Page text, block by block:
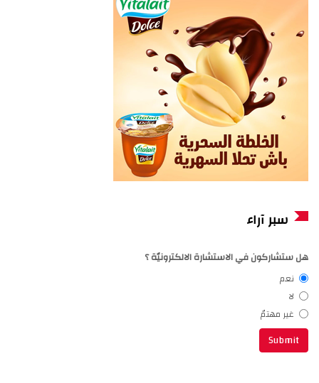
سبر آراء
هل ستشاركون في الاستشارة الالكترونيّة ؟
نعم
لا
غير مهتمّ